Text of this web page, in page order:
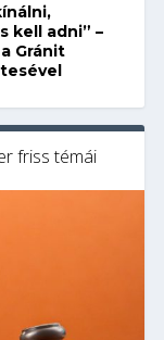
kell adni” –
Gránit
friss témái